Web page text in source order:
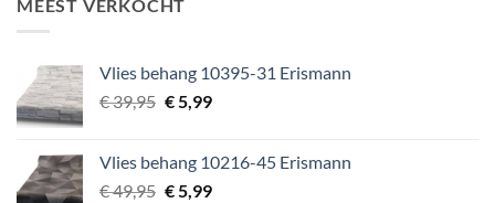
€ 64,95.
MEEST VERKOCHT
Vlies behang 10395-31 Erismann
€39,95 Oorspronkelijke
€ 39,95.
€5,99Huidige
€ 5,99.
Vlies behang 10216-45 Erismann
€49,95 Oorspronkelijke
€5,99Huidige